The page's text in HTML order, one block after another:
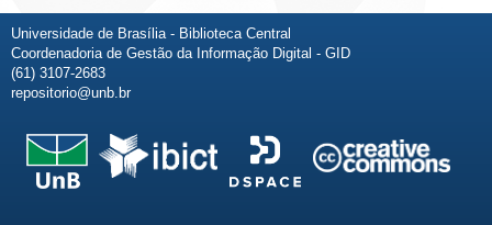
Universidade de Brasília - Biblioteca Central
Coordenadoria de Gestão da Informação Digital - GID
(61) 3107-2683
repositorio@unb.br